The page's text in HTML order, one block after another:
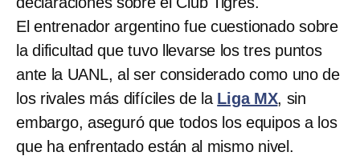
El entrenador argentino fue cuestionado sobre
la dificultad que tuvo llevarse los tres puntos
ante la UANL, al ser considerado como uno de
los rivales más difíciles de la Liga MX, sin
embargo, aseguró que todos los equipos a los
que ha enfrentado están al mismo nivel.